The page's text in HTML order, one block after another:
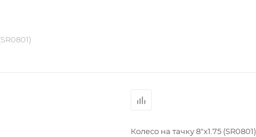
Колесо на тачку 8"х1.75 (SR0801)